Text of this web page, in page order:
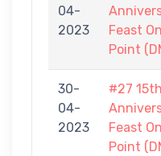
04-
2023
Feast
Point
30-
04-
2023
#27 15th
Feast
Point